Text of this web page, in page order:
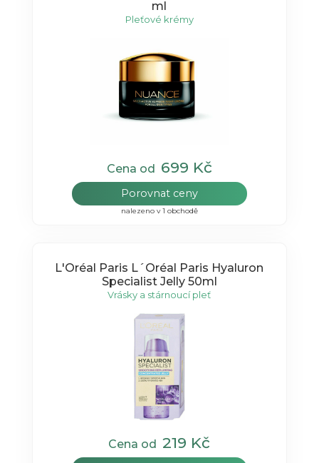
ml
Pleťové krémy
Cena od 699 Kč
Porovnat ceny
nalezeno v 1 obchodě
L'Oréal Paris L´Oréal Paris Hyaluron
Specialist Jelly 50ml
Vrásky a stárnoucí pleť
Cena od219 Kč